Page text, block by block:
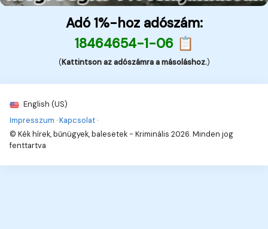
Adó 1%-hoz adószám:
18464654-1-06 📋
(Kattintson az adószámra a másoláshoz.)
English (US)
Impresszum ·Kapcsolat ·
© Kék hírek, bűnügyek, balesetek - Kriminális 2026. Minden jog
fenttartva